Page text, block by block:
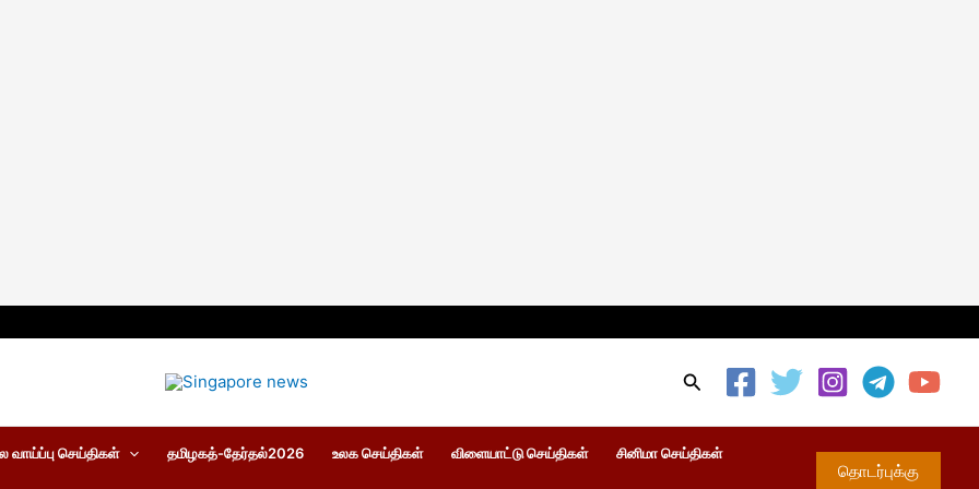
Search
வாய்ப்பு செய்திகள் தமிழகத்-தேர்தல்2026 உலக செய்திகள் விளையாட்டு செய்திகள்
சினிமா செய்திகள்
தொடர்புக்கு